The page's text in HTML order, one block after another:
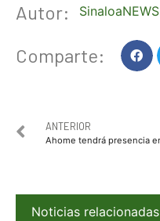
Autor: SinaloaNEWS
Comparte:
ANTERIOR
Noticias relacionadas